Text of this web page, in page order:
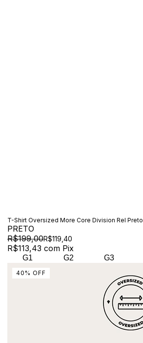
T-Shirt Oversized More Core Division Rel Preto
PRETO
R$199,00R$119,40
R$113,43 com Pix
G1 G2 G3
40 % OFF